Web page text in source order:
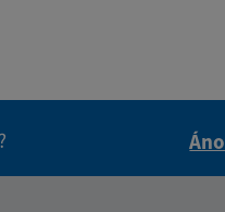
Áno